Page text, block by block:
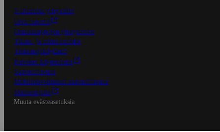
S-Business yrityksille
Oiva-raportit
Osuuskauppojen yhteystiedot
Tilaus- ja toimitusehdot
Tietosuojakäytäntö
Palvelun käyttöehdot
Saavutettavuus
Mobiilisovelluksen saavutettavuus
Mainostajalle
Muuta evästeasetuksia